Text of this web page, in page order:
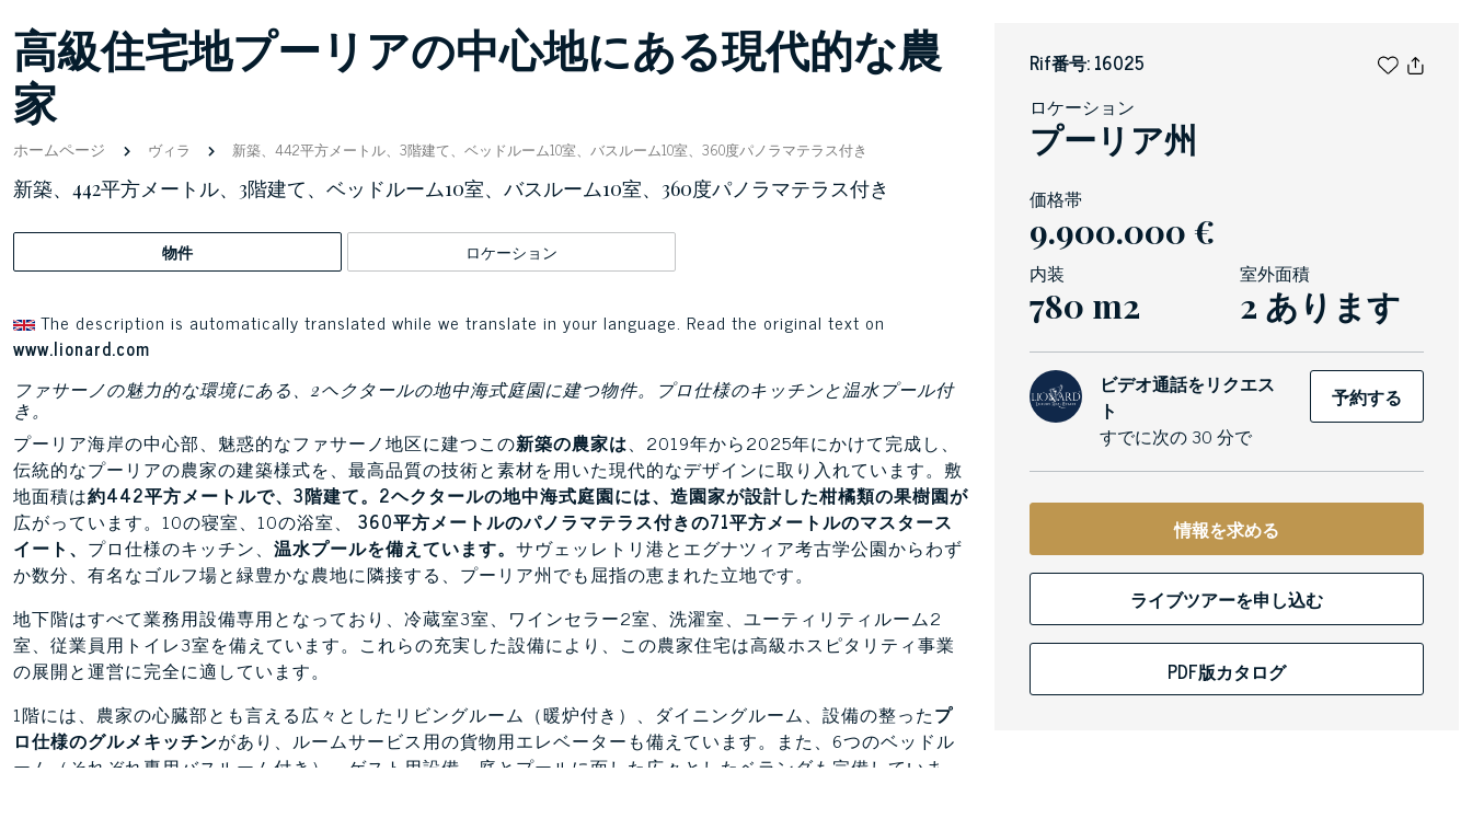
高級住宅地プーリアの中心地にある現代的な農
家
ホームページ ヴィラ 新築、442平方メートル、3階建て、ベッドルーム10室、バスルーム10室、360度パノラマテラス付き
新築、442平方メートル、3階建て、ベッドルーム10室、バスルーム10室、360度パノラマテラス付き
物件 ロケーション
The description is automatically translated while we translate in your language. Read the original text on
www.lionard.com
ファサーノの魅力的な環境にある、2ヘクタールの地中海式庭園に建つ物件。プロ仕様のキッチンと温水プール付
き。
プーリア海岸の中心部、魅惑的なファサーノ地区に建つこの新築の農家は、2019年から2025年にかけて完成し、
伝統的なプーリアの農家の建築様式を、最高品質の技術と素材を用いた現代的なデザインに取り入れています。敷
地面積は約442平方メートルで、3階建て。2ヘクタールの地中海式庭園には、造園家が設計した柑橘類の果樹園が
広がっています。10の寝室、10の浴室、 360平方メートルのパノラマテラス付きの71平方メートルのマスタース
イート、 プロ仕様のキッチン、 温水プールを備えています。 サヴェッレトリ港とエグナツィア考古学公園からわず
か数分、有名なゴルフ場と緑豊かな農地に隣接する、プーリア州でも屈指の恵まれた立地です。
地下階はすべて業務用設備専用となっており、冷蔵室3室、ワインセラー2室、洗濯室、ユーティリティルーム2
室、従業員用トイレ3室を備えています。これらの充実した設備により、この農家住宅は高級ホスピタリティ事業
の展開と運営に完全に適しています。
1階には、農家の心臓部とも言える広々としたリビングルーム（暖炉付き）、ダイニングルーム、設備の整ったプ
ロ仕様のグルメキッチンがあり、ルームサービス用の貨物用エレベーターも備えています。また、6つのベッドル
ーム（それぞれ専用バスルーム付き）、ゲスト用設備、庭とプールに面した広々としたベランダも完備していま
Rif番号: 16025
ロケーション
プーリア州
価格帯
9.900.000 €
内装
780 m2
室外面積
2 あります
ビデオ通話をリクエス
ト
すでに次の 30 分で
予約する
情報を求める
ライブツアーを申し込む
PDF版カタログ